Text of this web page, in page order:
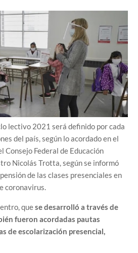
lectivo 2021 será definido por cada
del país, según lo acordado en el
Consejo Federal de Educación
Nicolás Trotta, según se informó
de las clases presenciales en
coronavirus.
quese desarrolló a través de
fueron acordadas pautas
de escolarización presencial,